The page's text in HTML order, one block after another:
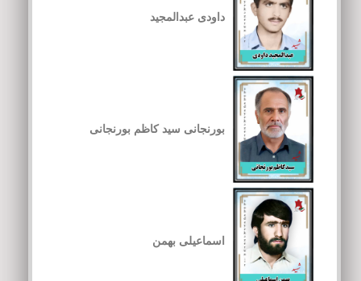
داودی عبدالمجید
بورنجانی سید کاظم بورنجانی
اسماعیلی بهمن